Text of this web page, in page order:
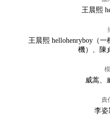
王晨熙
王晨熙 hellohenryboy（
機）、陳
威蒿、
責
李姿